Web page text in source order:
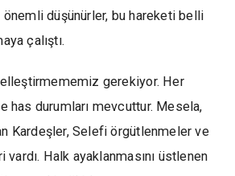
önemli düşünürler, bu hareketi belli
çalıştı.
gerekiyor. Her
has durumları mevcuttur. Mesela,
Kardeşler, Selefi örgütlenmeler ve
Halk ayaklanmasını üstlenen